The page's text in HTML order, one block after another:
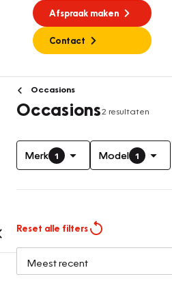
Afspraak maken
Contact
Occasions
Occasions2 resultaten
Merk 1 Model 1
Reset alle filters